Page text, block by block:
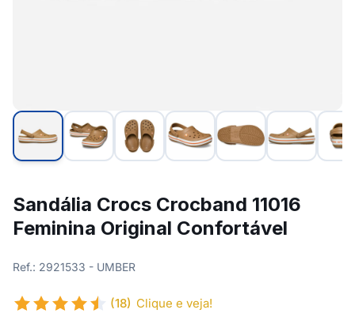
Sandália Crocs Crocband 11016
Feminina Original Confortável
Ref.: 2921533 - UMBER
(18) Clique e veja!